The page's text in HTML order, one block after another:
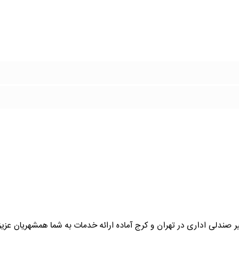
اداری در تهران و کرج آماده ارائه خدمات به شما همشهریان